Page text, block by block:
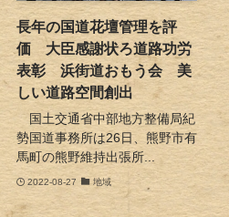
長年の国道花壇管理を評
価 大臣感謝状ろ道路功労
表彰 浜街道おもう会 美
しい道路空間創出
国土交通省中部地方整備局紀
勢国道事務所は26日、熊野市有
馬町の熊野維持出張所...
2022-08-27 地域